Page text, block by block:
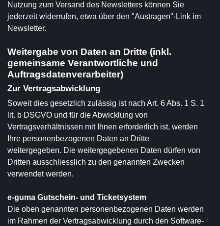
Nutzung zum Versand des Newsletters können Sie
jederzeit widerrufen, etwa über den "Austragen"-Link im
Newsletter.
Weitergabe von Daten an Dritte (inkl.
gemeinsame Verantwortliche und
Auftragsdatenverarbeiter)
Zur Vertragsabwicklung
Soweit dies gesetzlich zulässig ist nach Art. 6 Abs. 1 S. 1
lit. b DSGVO und für die Abwicklung von
Vertragsverhältnissen mit Ihnen erforderlich ist, werden
Ihre personenbezogenen Daten an Dritte
weitergegeben. Die weitergegebenen Daten dürfen von
Dritten ausschliesslich zu den genannten Zwecken
verwendet werden.
e-guma Gutschein- und Ticketsystem
Die oben genannten personenbezogenen Daten werden
im Rahmen der Vertragsabwicklung durch den Software-